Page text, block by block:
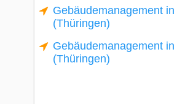
Gebäudemanagement
(Thüringen)
Gebäudemanagement
(Thüringen)